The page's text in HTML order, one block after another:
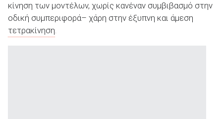
κίνηση των μοντέλων, χωρίς κανέναν συμβιβασμό στην
οδική συμπεριφορά– χάρη στην έξυπνη και άμεση
τετρακίνηση.